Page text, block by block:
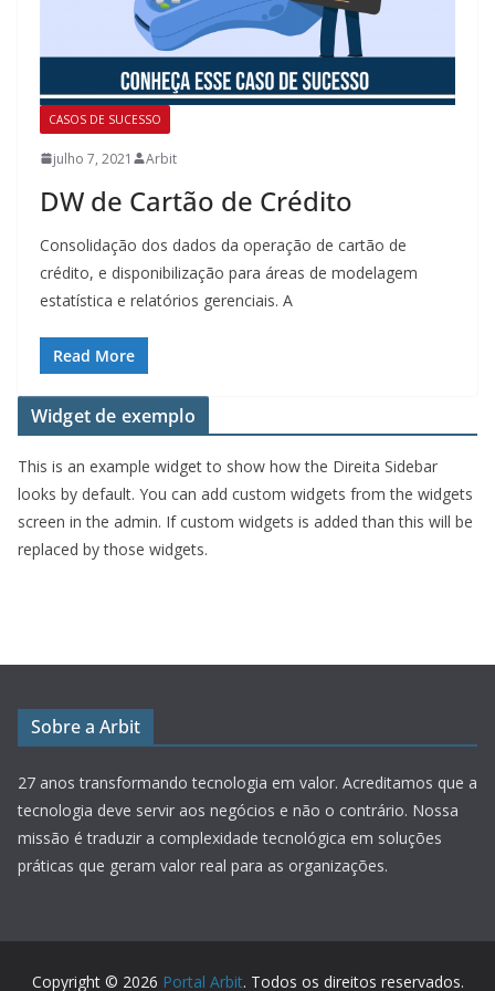
CASOS DE SUCESSO
julho 7, 2021 Arbit
DW de Cartão de Crédito
Consolidação dos dados da operação de cartão de
crédito, e disponibilização para áreas de modelagem
estatística e relatórios gerenciais. A
Read More
Widget de exemplo
This is an example widget to show how the Direita Sidebar
looks by default. You can add custom widgets from the widgets
screen in the admin. If custom widgets is added than this will be
replaced by those widgets.
Sobre a Arbit
27 anos transformando tecnologia em valor. Acreditamos que a
tecnologia deve servir aos negócios e não o contrário. Nossa
missão é traduzir a complexidade tecnológica em soluções
práticas que geram valor real para as organizações.
Copyright © 2026 Portal Arbit. Todos os direitos reservados.